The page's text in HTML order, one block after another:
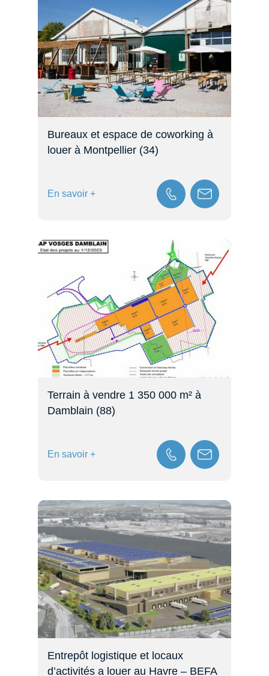
Bureaux et espace de coworking à
louer à Montpellier (34)
En savoir +
Terrain à vendre 1 350 000 m² à
Damblain (88)
En savoir +
Entrepôt logistique et locaux
d’activités a louer au Havre – BEFA